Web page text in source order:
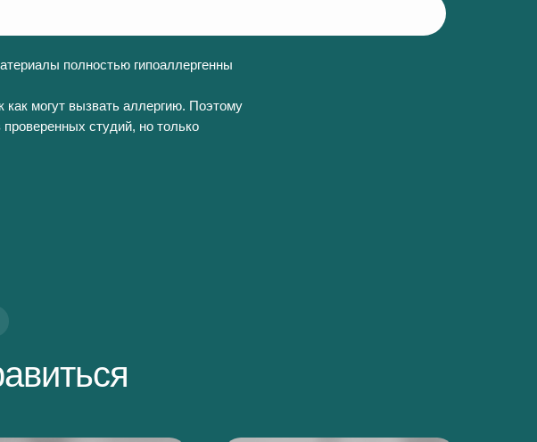
полностью гипоаллергенны
как могут вызвать аллергию. Поэтому
студий, но только